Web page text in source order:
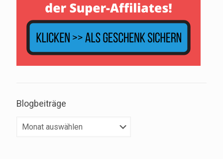
Blogbeiträge